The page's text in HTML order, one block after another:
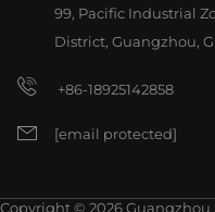
99, Pacific Industrial
District, Guangzhou,
+86-18925142858
[email protected]
Copyright © 2026